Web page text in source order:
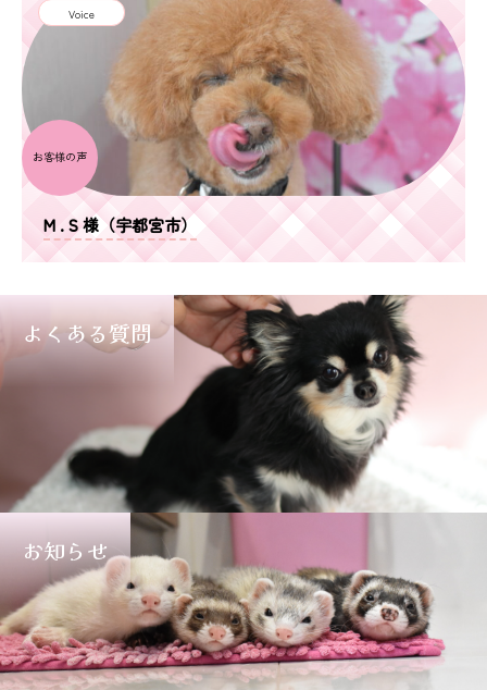
Voice
お客様の声
M . S 様（宇都宮市）
よくある質問
お知らせ